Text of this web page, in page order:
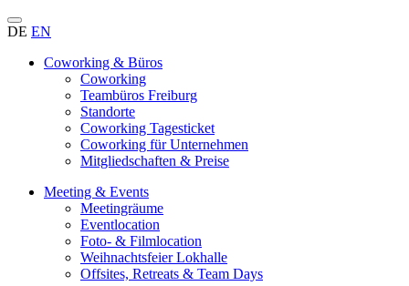
DE EN
Coworking & Büros
Coworking
Teambüros Freiburg
Standorte
Coworking Tagesticket
Coworking für Unternehmen
Mitgliedschaften & Preise
Meeting & Events
Meetingräume
Eventlocation
Foto- & Filmlocation
Weihnachtsfeier Lokhalle
Offsites, Retreats & Team Days